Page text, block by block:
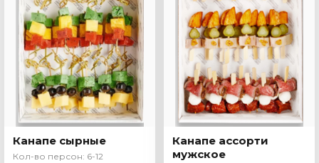
Канапе сырные
Кол-во персон: 6-12
Канапе ассорти
мужское